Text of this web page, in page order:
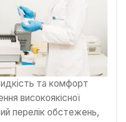
та комфорт
високоякісної
перелік обстежень,